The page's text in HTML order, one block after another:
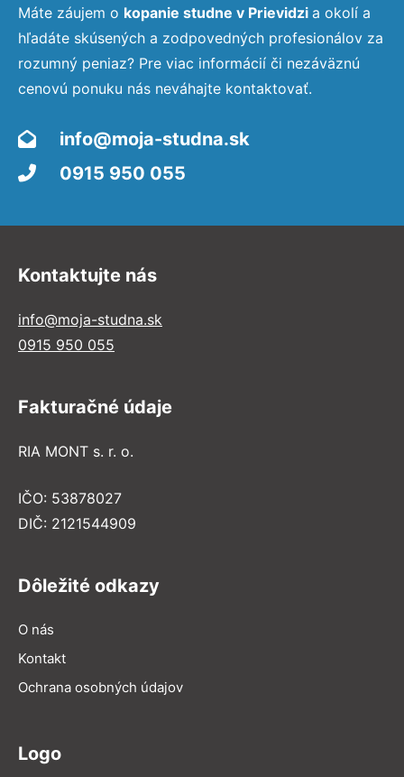
Máte záujem o kopanie studne v Prievidzi a okolí a
hľadáte skúsených a zodpovedných profesionálov za
rozumný peniaz? Pre viac informácií či nezáväznú
cenovú ponuku nás neváhajte kontaktovať.
info@moja-studna.sk
0915 950 055
Kontaktujte nás
info@moja-studna.sk
0915 950 055
Fakturačné údaje
RIA MONT s. r. o.
IČO: 53878027
DIČ: 2121544909
Dôležité odkazy
O nás
Kontakt
Ochrana osobných údajov
Logo